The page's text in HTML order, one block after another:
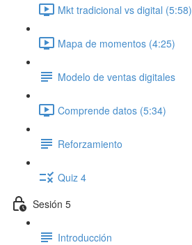
Mkt tradicional vs digital (5:58)
Mapa de momentos (4:25)
Modelo de ventas digitales
Comprende datos (5:34)
Reforzamiento
Quiz 4
Sesión 5
Introducción